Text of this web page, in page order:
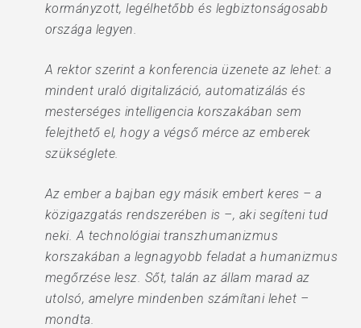
kormányzott, legélhetőbb és legbiztonságosabb
országa legyen.
A rektor szerint a konferencia üzenete az lehet: a
mindent uraló digitalizáció, automatizálás és
mesterséges intelligencia korszakában sem
felejthető el, hogy a végső mérce az emberek
szükséglete.
Az ember a bajban egy másik embert keres – a
közigazgatás rendszerében is –, aki segíteni tud
neki. A technológiai transzhumanizmus
korszakában a legnagyobb feladat a humanizmus
megőrzése lesz. Sőt, talán az állam marad az
utolsó, amelyre mindenben számítani lehet –
mondta.